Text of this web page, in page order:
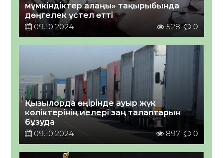
мүмкіндіктер алаңы» тақырыбында
дөңгелек үстел өтті
09.10.2024
528 0
Қызылорда өңірінде ауыр жүк
көліктерінің иелері заң талаптарын
бұзуда
09.10.2024
897 0